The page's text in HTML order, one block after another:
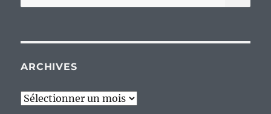
pour :
ARCHIVES
Archives